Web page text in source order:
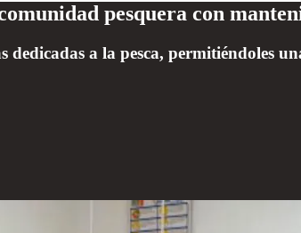
pesquera con
dedicadas a la pesca, permitiéndoles